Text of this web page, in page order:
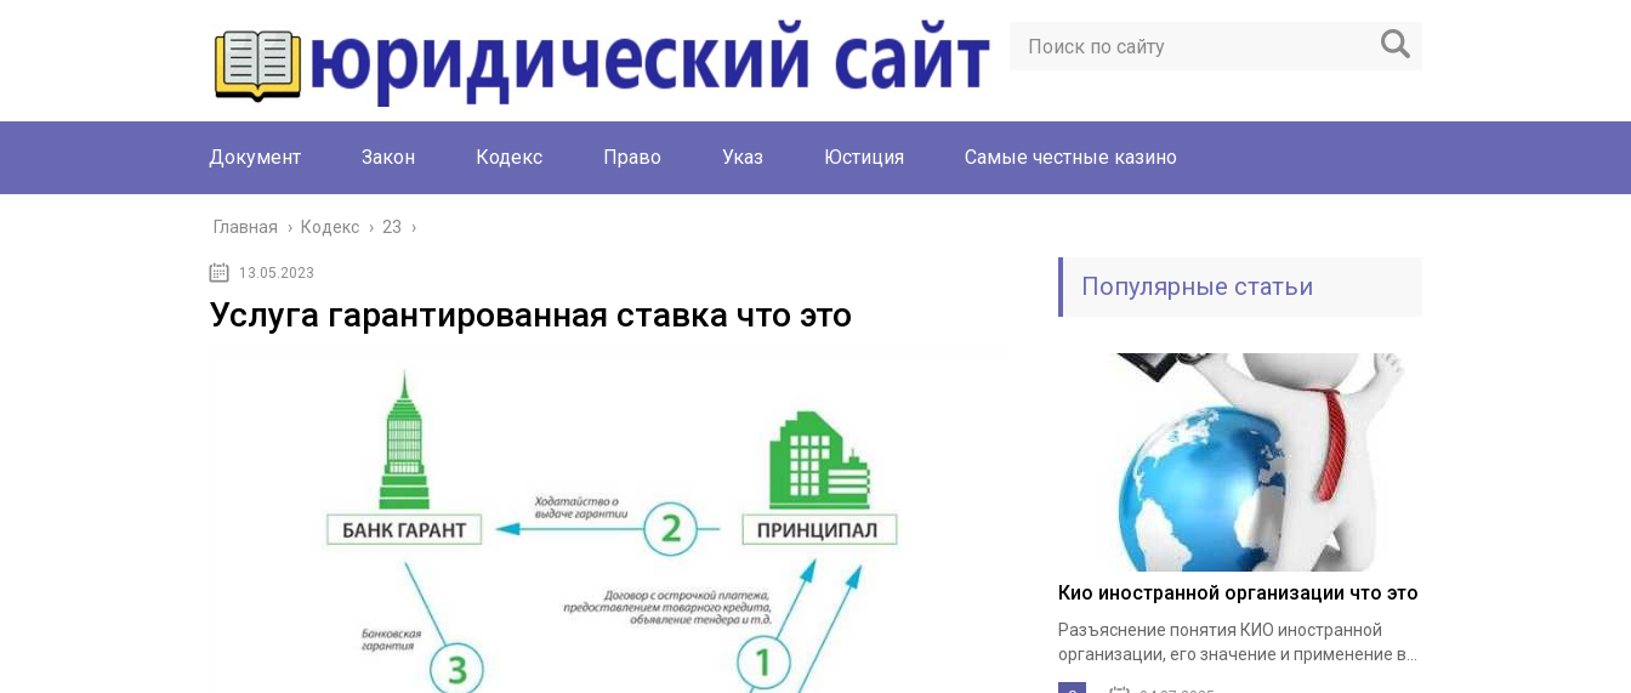
Документ Закон Кодекс Право Указ Юстиция Cамые честные казино
Главная › Кодекс › 23 ›
13.05.2023
Услуга гарантированная ставка что это
Популярные статьи
Кио иностранной организации что это
Разъяснение понятия КИО иностранной
организации, его значение и применение в...